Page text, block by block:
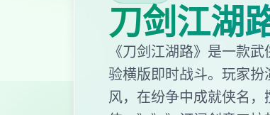
刀剑江湖
《刀剑江湖路》是一款
验横版即时战斗。玩家
风，在纷争中成就侠名